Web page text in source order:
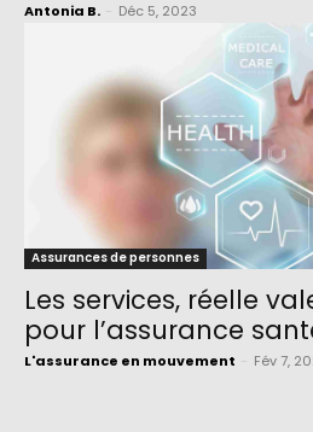
Antonia B. Déc 5, 2023
Assurances de personnes
Les services, réelle
pour l’assurance
L'assurance en mouvement Fév 7,